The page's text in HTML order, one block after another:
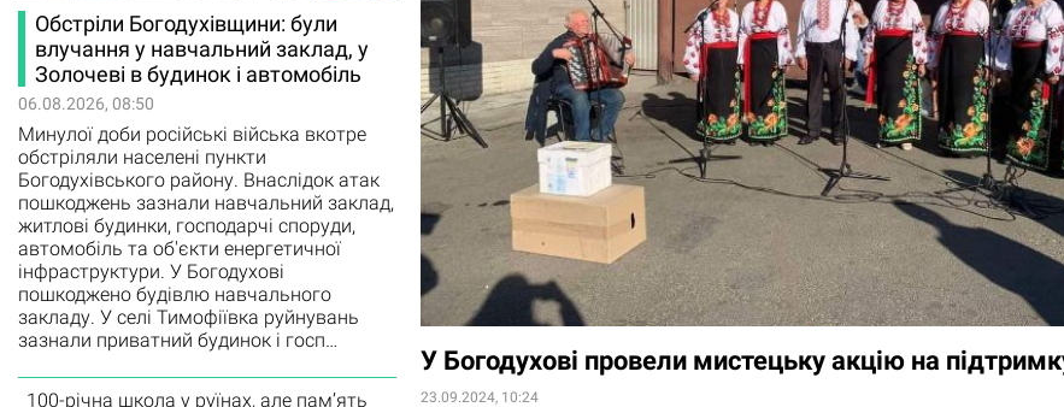
Обстріли Богодухівщини: були
влучання у навчальний заклад, у
Золочеві в будинок і автомобіль
06.08.2026, 08:50
Минулої доби російські війська вкотре
обстріляли населені пункти
Богодухівського району. Внаслідок атак
пошкоджень зазнали навчальний заклад,
житлові будинки, господарчі споруди,
автомобіль та об'єкти енергетичної
інфраструктури. У Богодухові
пошкоджено будівлю навчального
закладу. У селі Тимофіївка руйнувань
зазнали приватний будинок і госп…
100-річна школа у руїнах, але пам’ять
У Богодухові провели мистецьку акцію на
23.09.2024, 10:24